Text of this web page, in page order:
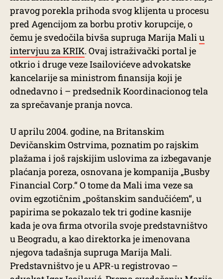
pravog porekla prihoda svog klijenta u procesu
pred Agencijom za borbu protiv korupcije, o
čemu je svedočila bivša supruga Marija Maliu
intervjuu za KRIK. Ovaj istraživački portal je
otkrio i druge veze Isailovićeve advokatske
kancelarije sa ministrom finansija koji je
odnedavno i – predsednik Koordinacionog tela
za sprečavanje pranja novca.
U aprilu 2004. godine, na Britanskim
Devičanskim Ostrvima, poznatim po rajskim
plažama i još rajskijim uslovima za izbegavanje
plaćanja poreza, osnovana je kompanija „Busby
Financial Corp.“ O tome da Mali ima veze sa
ovim egzotičnim „poštanskim sandučićem“, u
papirima se pokazalo tek tri godine kasnije
kada je ova firma otvorila svoje predstavništvo
u Beogradu, a kao direktorka je imenovana
njegova tadašnja supruga Marija Mali.
Predstavništvo je u APR-u registrovao –